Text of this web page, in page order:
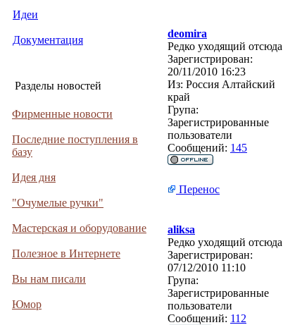
Идеи
Документация
Разделы новостей
Фирменные новости
Последние поступления в
базу
Идея дня
"Очумелые ручки"
Мастерская и оборудование
Полезное в Интернете
Вы нам писали
Юмор
deomira
Редко уходящий отсюда
Зарегистрирован:
20/11/2010 16:23
Из: Россия Алтайский
край
Група:
Зарегистрированные
пользователи
Сообщений: 145
Перенос
aliksa
Редко уходящий отсюда
Зарегистрирован:
07/12/2010 11:10
Група:
Зарегистрированные
пользователи
Сообщений: 112